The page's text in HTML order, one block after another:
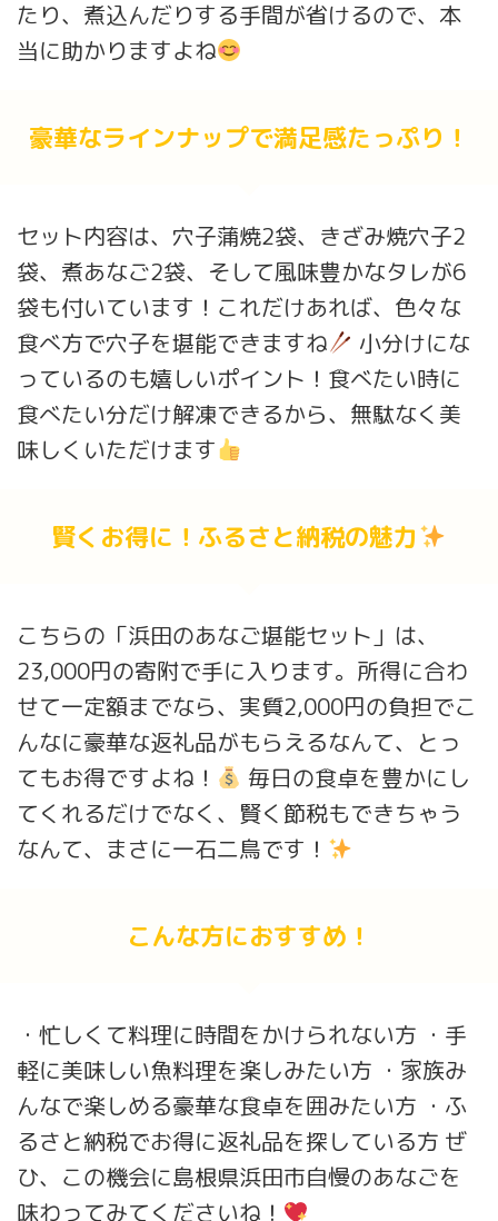
たり、煮込んだりする手間が省けるので、本
当に助かりますよね
豪華なラインナップで満足感たっぷり！
セット内容は、穴子蒲焼2袋、きざみ焼穴子2
袋、煮あなご2袋、そして風味豊かなタレが6
袋も付いています！これだけあれば、色々な
食べ方で穴子を堪能できますね
小分けにな
っているのも嬉しいポイント！食べたい時に
食べたい分だけ解凍できるから、無駄なく美
味しくいただけます
賢くお得に！ふるさと納税の魅力
こちらの「浜田のあなご堪能セット」は、
23,000円の寄附で手に入ります。所得に合わ
せて一定額までなら、実質2,000円の負担でこ
んなに豪華な返礼品がもらえるなんて、とっ
てもお得ですよね！
毎日の食卓を豊かにし
てくれるだけでなく、賢く節税もできちゃう
なんて、まさに一石二鳥です！
こんな方におすすめ！
・忙しくて料理に時間をかけられない方 ・手
軽に美味しい魚料理を楽しみたい方 ・家族み
んなで楽しめる豪華な食卓を囲みたい方 ・ふ
るさと納税でお得に返礼品を探している方 ぜ
ひ、この機会に島根県浜田市自慢のあなごを
味わってみてくださいね！